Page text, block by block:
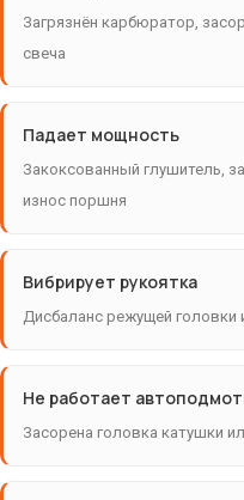
Загрязнён карбюратор,
свеча
Падает мощность
Закоксованный глушитель,
износ поршня
Вибрирует рукоятка
Дисбаланс режущей головки
Не работает
Засорена головка катушки